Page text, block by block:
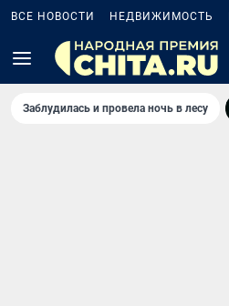
ВСЕ НОВОСТИ НЕДВИЖИМОСТЬ
Заблудилась и провела ночь в лесу